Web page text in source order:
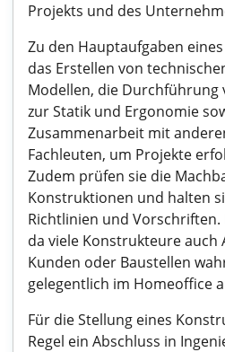
Projekts und des
Zu den Hauptaufgaben
das Erstellen von
Modellen, die Durchführung
zur Statik und Ergonomie
Zusammenarbeit mit
Fachleuten, um Projekte
Zudem prüfen sie die
Konstruktionen und halten
Richtlinien und
da viele Konstrukteure auch
Kunden oder Baustellen
gelegentlich im Homeoffice
Für die Stellung eines
Regel ein Abschluss in